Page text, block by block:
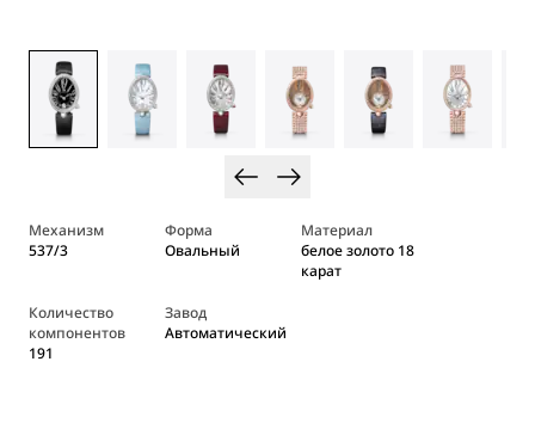
Механизм
537/3
Форма
Овальный
Материал
белое золото 18
карат
Количество
компонентов
191
Завод
Автоматический